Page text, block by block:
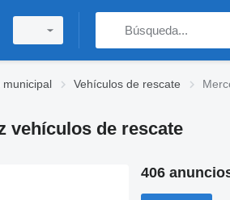
municipal Vehículos de rescate
vehículos de rescate
406